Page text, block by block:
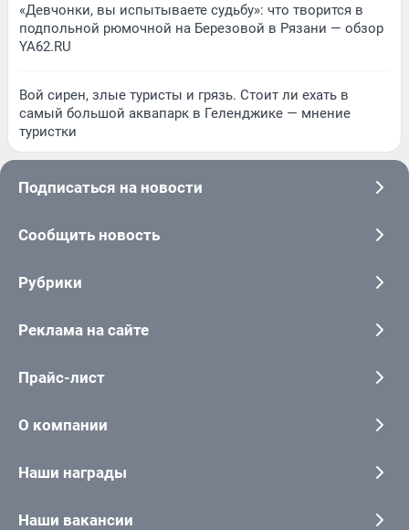
«Девчонки, вы испытываете судьбу»: что творится в
подпольной рюмочной на Березовой в Рязани — обзор
YA62.RU
Вой сирен, злые туристы и грязь. Стоит ли ехать в
самый большой аквапарк в Геленджике — мнение
туристки
Подписаться на новости
Сообщить новость
Рубрики
Реклама на сайте
Прайс-лист
О компании
Наши награды
Наши вакансии